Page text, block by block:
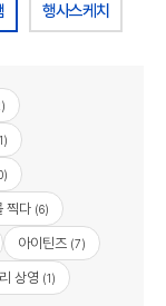
행사스케치
찍다 (6)
아이틴즈(7)
상영 (1)